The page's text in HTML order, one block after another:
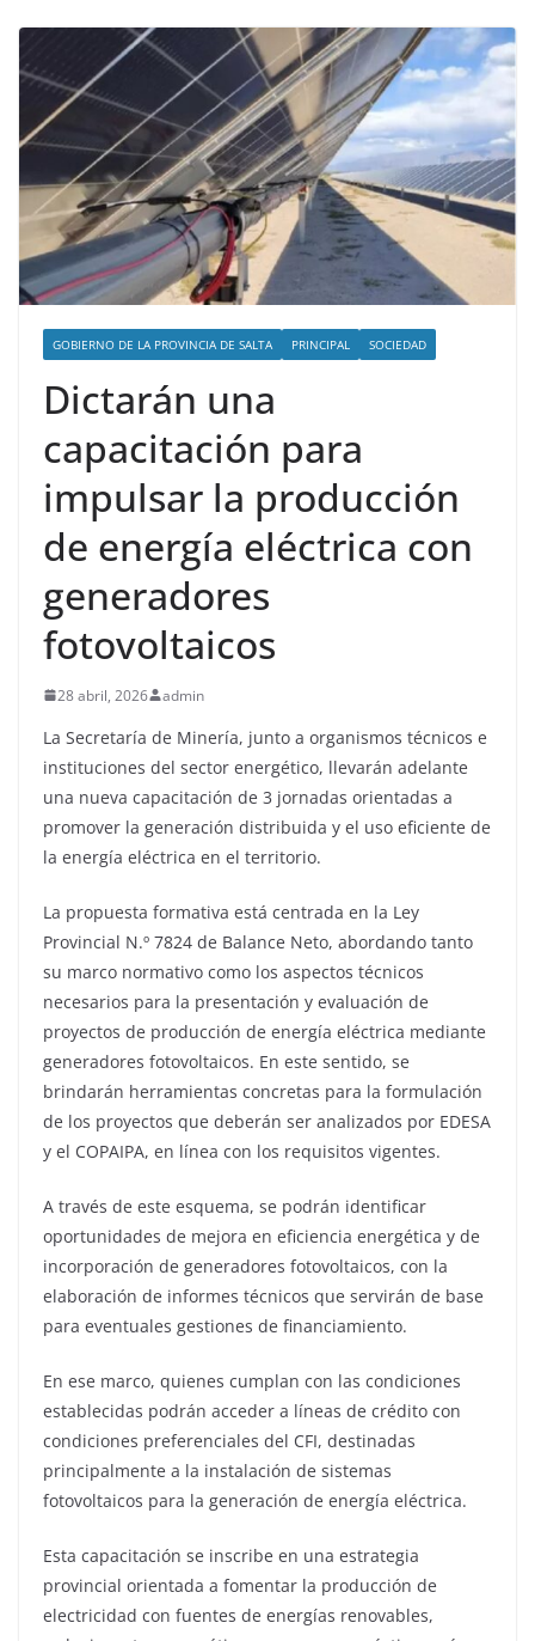
GOBIERNO DE LA PROVINCIA DE SALTA PRINCIPAL SOCIEDAD
Dictarán una
capacitación para
impulsar la producción
de energía eléctrica con
generadores
fotovoltaicos
28 abril, 2026 admin
La Secretaría de Minería, junto a organismos técnicos e
instituciones del sector energético, llevarán adelante
una nueva capacitación de 3 jornadas orientadas a
promover la generación distribuida y el uso eficiente de
la energía eléctrica en el territorio.
La propuesta formativa está centrada en la Ley
Provincial N.º 7824 de Balance Neto, abordando tanto
su marco normativo como los aspectos técnicos
necesarios para la presentación y evaluación de
proyectos de producción de energía eléctrica mediante
generadores fotovoltaicos. En este sentido, se
brindarán herramientas concretas para la formulación
de los proyectos que deberán ser analizados por EDESA
y el COPAIPA, en línea con los requisitos vigentes.
A través de este esquema, se podrán identificar
oportunidades de mejora en eficiencia energética y de
incorporación de generadores fotovoltaicos, con la
elaboración de informes técnicos que servirán de base
para eventuales gestiones de financiamiento.
En ese marco, quienes cumplan con las condiciones
establecidas podrán acceder a líneas de crédito con
condiciones preferenciales del CFI, destinadas
principalmente a la instalación de sistemas
fotovoltaicos para la generación de energía eléctrica.
Esta capacitación se inscribe en una estrategia
provincial orientada a fomentar la producción de
electricidad con fuentes de energías renovables,